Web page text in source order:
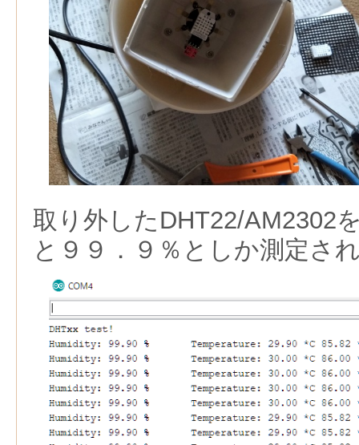
取り外したDHT22/AM2302
と９９．９％としか測定さ